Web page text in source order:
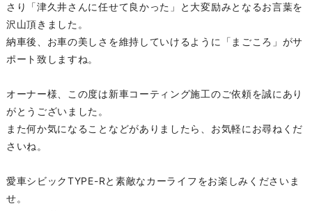
さり「津久井さんに任せて良かった」と大変励みとなるお言葉を
沢山頂きました。
納車後、お車の美しさを維持していけるように「まごころ」がサ
ポート致しますね。
オーナー様、この度は新車コーティング施工のご依頼を誠にあり
がとうございました。
また何か気になることなどがありましたら、お気軽にお尋ねくだ
さいね。
愛車シビックTYPE-Rと素敵なカーライフをお楽しみくださいま
せ。